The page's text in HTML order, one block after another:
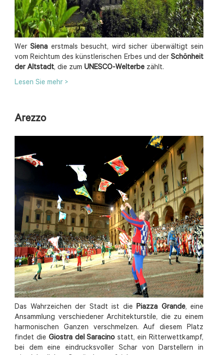
WerSiena erstmals besucht, wird sicher überwältigt sein
vom Reichtum des künstlerischen Erbes und der Schönheit
der Altstadt, die zum UNESCO-Welterbe zählt.
Lesen Sie mehr >
Arezzo
Das Wahrzeichen der Stadt ist die Piazza Grande, eine
Ansammlung verschiedener Architekturstile, die zu einem
harmonischen Ganzen verschmelzen. Auf diesem Platz
findet die Giostra del Saracino statt, ein Ritterwettkampf,
bei dem eine eindrucksvoller Schar von Darstellern in